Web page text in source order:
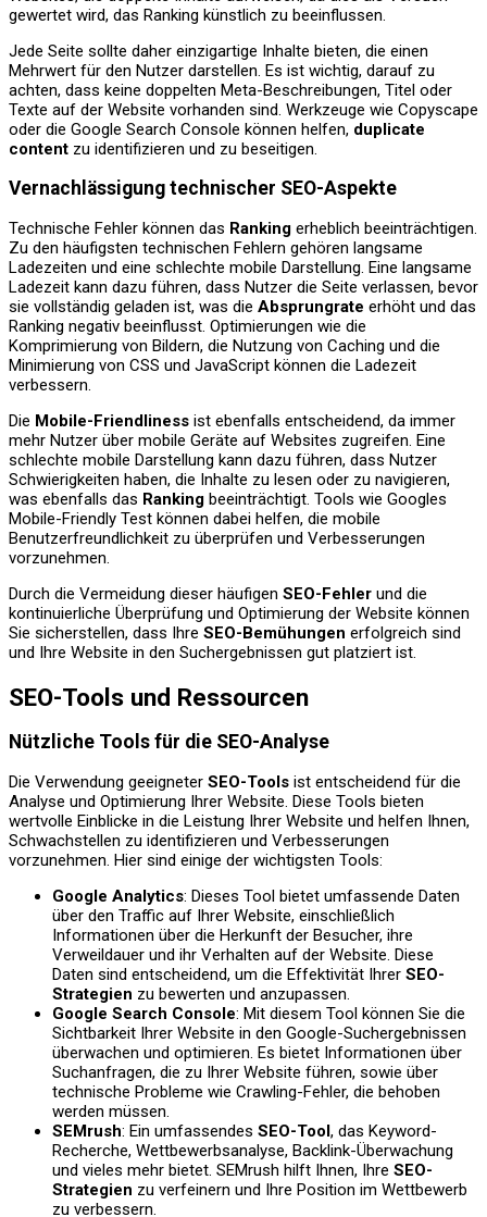
gewertet wird, das Ranking künstlich zu beeinflussen.
Jede Seite sollte daher einzigartige Inhalte bieten, die einen
Mehrwert für den Nutzer darstellen. Es ist wichtig, darauf zu
achten, dass keine doppelten Meta-Beschreibungen, Titel oder
Texte auf der Website vorhanden sind. Werkzeuge wie Copyscape
oder die Google Search Console können helfen, duplicate
content zu identifizieren und zu beseitigen.
Vernachlässigung technischer SEO-Aspekte
Technische Fehler können das Ranking erheblich beeinträchtigen.
Zu den häufigsten technischen Fehlern gehören langsame
Ladezeiten und eine schlechte mobile Darstellung. Eine langsame
Ladezeit kann dazu führen, dass Nutzer die Seite verlassen, bevor
sie vollständig geladen ist, was die Absprungrate erhöht und das
Ranking negativ beeinflusst. Optimierungen wie die
Komprimierung von Bildern, die Nutzung von Caching und die
Minimierung von CSS und JavaScript können die Ladezeit
verbessern.
Die Mobile-Friendliness ist ebenfalls entscheidend, da immer
mehr Nutzer über mobile Geräte auf Websites zugreifen. Eine
schlechte mobile Darstellung kann dazu führen, dass Nutzer
Schwierigkeiten haben, die Inhalte zu lesen oder zu navigieren,
was ebenfalls das Ranking beeinträchtigt. Tools wie Googles
Mobile-Friendly Test können dabei helfen, die mobile
Benutzerfreundlichkeit zu überprüfen und Verbesserungen
vorzunehmen.
Durch die Vermeidung dieser häufigen SEO-Fehler und die
kontinuierliche Überprüfung und Optimierung der Website können
Sie sicherstellen, dass Ihre SEO-Bemühungen erfolgreich sind
und Ihre Website in den Suchergebnissen gut platziert ist.
SEO-Tools und Ressourcen
Nützliche Tools für die SEO-Analyse
Die Verwendung geeigneter SEO-Tools ist entscheidend für die
Analyse und Optimierung Ihrer Website. Diese Tools bieten
wertvolle Einblicke in die Leistung Ihrer Website und helfen Ihnen,
Schwachstellen zu identifizieren und Verbesserungen
vorzunehmen. Hier sind einige der wichtigsten Tools:
Google Analytics: Dieses Tool bietet umfassende Daten
über den Traffic auf Ihrer Website, einschließlich
Informationen über die Herkunft der Besucher, ihre
Verweildauer und ihr Verhalten auf der Website. Diese
Daten sind entscheidend, um die Effektivität Ihrer SEO-
Strategien zu bewerten und anzupassen.
Google Search Console: Mit diesem Tool können Sie die
Sichtbarkeit Ihrer Website in den Google-Suchergebnissen
überwachen und optimieren. Es bietet Informationen über
Suchanfragen, die zu Ihrer Website führen, sowie über
technische Probleme wie Crawling-Fehler, die behoben
werden müssen.
SEMrush: Ein umfassendes SEO-Tool, das Keyword-
Recherche, Wettbewerbsanalyse, Backlink-Überwachung
und vieles mehr bietet. SEMrush hilft Ihnen, Ihre SEO-
Strategien zu verfeinern und Ihre Position im Wettbewerb
zu verbessern.